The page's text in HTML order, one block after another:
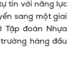
tin với năng lực
sang một giai
đoàn Nhựa
hàng đầu